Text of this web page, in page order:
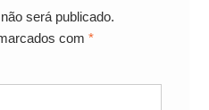
será publicado.
com *